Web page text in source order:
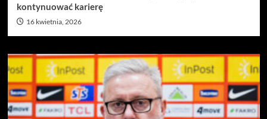
kontynuować karierę
16 kwietnia, 2026